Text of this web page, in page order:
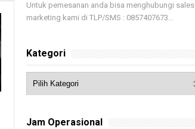
Untuk pemesanan anda bisa menghubungi sales
marketing kami di TLP/SMS : 0857407673...
Kategori
Jam Operasional